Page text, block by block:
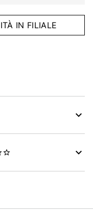
IN FILIALE